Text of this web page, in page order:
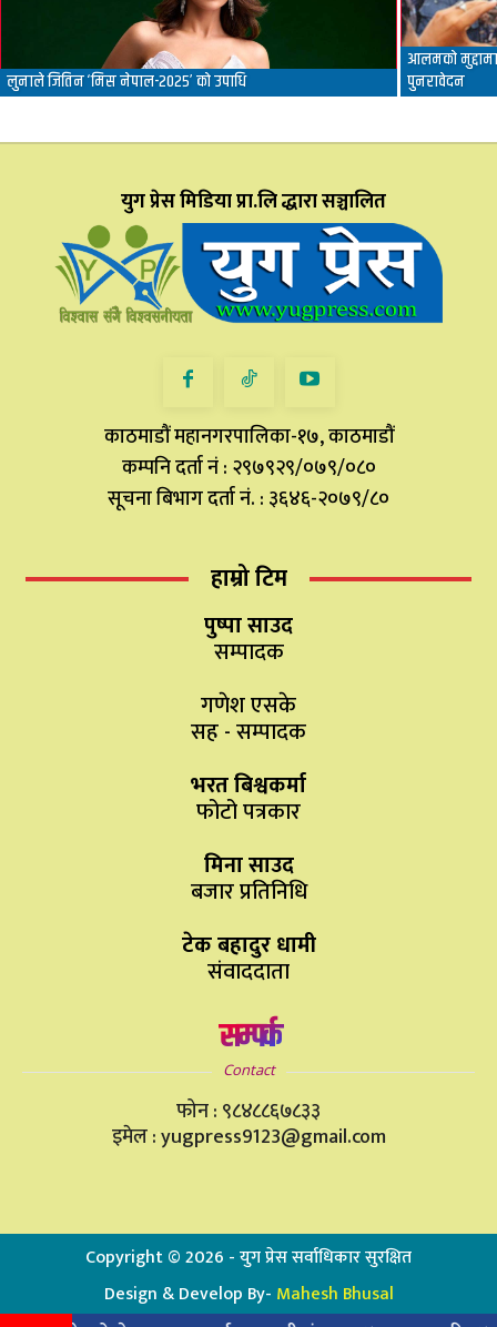
लुनाले जितिन ‘मिस नेपाल-२०२५’ को उपाधि
आलमको
पुनरावेदन
युग प्रेस मिडिया प्रा.लि द्धारा सञ्चालित
काठमाडौं महानगरपालिका-१७, काठमाडौं
कम्पनि दर्ता नं : २९७९२९/०७९/०८०
सूचना बिभाग दर्ता नं. : ३६४६-२०७९/८०
हाम्रो टिम
पुष्पा साउद
सम्पादक
गणेश एसके
सह - सम्पादक
भरत बिश्वकर्मा
फोटो पत्रकार
मिना साउद
बजार प्रतिनिधि
टेक बहादुर धामी
संवाददाता
सम्पर्क
Contact
फोन : ९८४८८६७८३३
इमेल : yugpress9123@gmail.com
Copyright ©2026 - युग प्रेस सर्वाधिकार सुरक्षित
Design & Develop By- Mahesh Bhusal